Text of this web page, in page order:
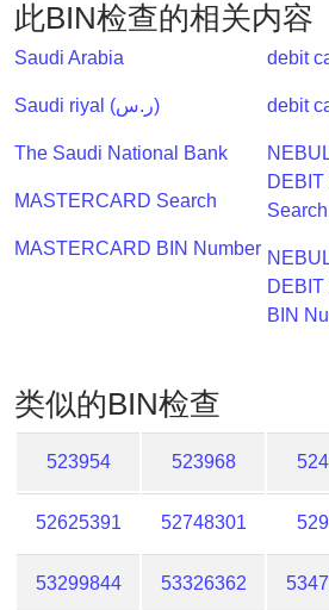
Lookup
IP
Checker
/
此BIN检查的相关内容
Saudi Arabia
Saudi riyal (ر.س)
The Saudi National Bank
MASTERCARD Search
MASTERCARD BIN Number
debit
debit
Search
BIN
类似的BIN检查
523954 523968
52625391 52748301
53299844 53326362